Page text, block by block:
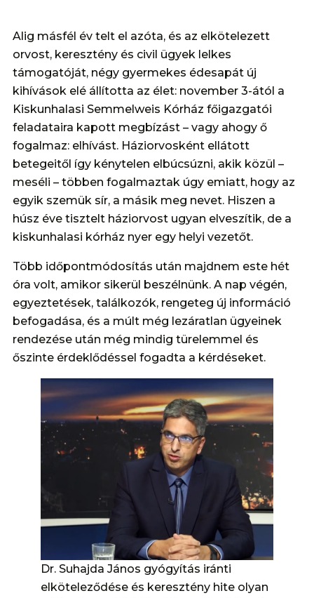
Alig másfél év telt el azóta, és az elkötelezett
orvost, keresztény és civil ügyek lelkes
támogatóját, négy gyermekes édesapát új
kihívások elé állította az élet: november 3-ától a
Kiskunhalasi Semmelweis Kórház főigazgatói
feladataira kapott megbízást – vagy ahogy ő
fogalmaz: elhívást. Háziorvosként ellátott
betegeitől így kénytelen elbúcsúzni, akik közül –
meséli – többen fogalmaztak úgy emiatt, hogy az
egyik szemük sír, a másik meg nevet. Hiszen a
húsz éve tisztelt háziorvost ugyan elveszítik, de a
kiskunhalasi kórház nyer egy helyi vezetőt.
Több időpontmódosítás után majdnem este hét
óra volt, amikor sikerül beszélnünk. A nap végén,
egyeztetések, találkozók, rengeteg új információ
befogadása, és a múlt még lezáratlan ügyeinek
rendezése után még mindig türelemmel és
őszinte érdeklődéssel fogadta a kérdéseket.
Dr. Suhajda János gyógyítás iránti
elköteleződése és keresztény hite olyan